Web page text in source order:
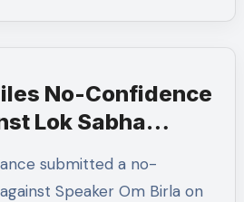
No-Confidence
Lok Sabha
Speaker Om Birla on